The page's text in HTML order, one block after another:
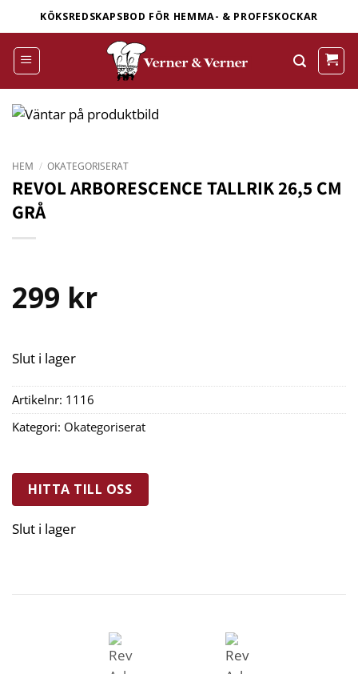
to
content
KÖKSREDSKAPSBOD FÖR HEMMA- & PROFFSKOCKAR
HEM / OKATEGORISERAT
REVOL ARBORESCENCE TALLRIK 26,5 CM
GRÅ
299 kr
Slut i lager
Artikelnr: 1116
Kategori: Okategoriserat
HITTA TILL OSS
Slut i lager